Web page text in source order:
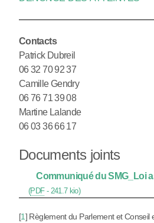
Contacts
Patrick Dubreil
06 32 70 92 37
Camille Gendry
06 76 71 39 08
Martine Lalande
06 03 36 66 17
Documents joints
Communiqué du SMG_Loi
(PDF- 241.7 kio)
[1] Règlement du Parlement et Conseil